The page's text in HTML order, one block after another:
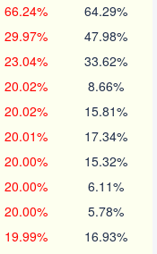
66.24% 64.29%
29.97% 47.98%
23.04% 33.62%
20.02% 8.66%
20.02% 15.81%
20.01% 17.34%
20.00% 15.32%
20.00% 6.11%
20.00% 5.78%
19.99% 16.93%